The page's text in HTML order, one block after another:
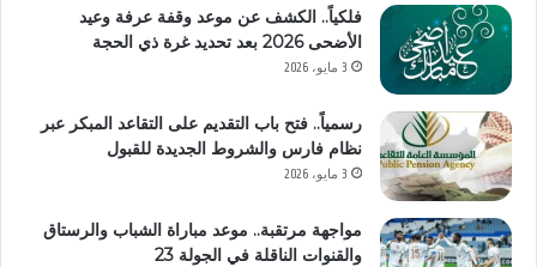
فلكياً.. الكشف عن موعد وقفة عرفة وعيد
الأضحى 2026 بعد تحديد غرة ذي الحجة
3 مايو، 2026
رسمياً.. فتح باب التقديم على التقاعد المبكر عبر
نظام فارس والشروط الجديدة للقبول
3 مايو، 2026
مواجهة مرتقبة.. موعد مباراة الشباب والرستاق
والقنوات الناقلة في الجولة 23